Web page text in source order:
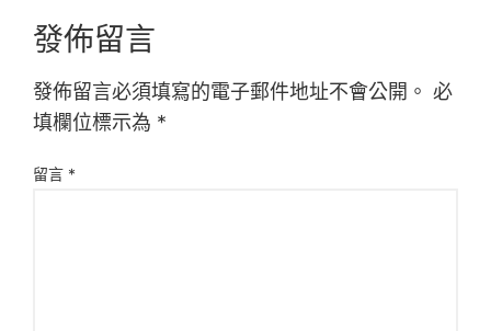
發佈留言
發佈留言必須填寫的電子郵件地址不會公開。 必
填欄位標示為 *
留言 *